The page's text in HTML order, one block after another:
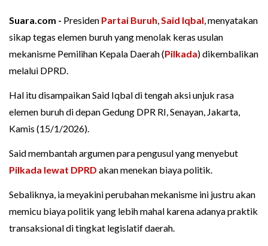
Suara.com - Presiden Partai Buruh,Said Iqbal, menyatakan
sikap tegas elemen buruh yang menolak keras usulan
mekanisme Pemilihan Kepala Daerah (Pilkada) dikembalikan
melalui DPRD.
Hal itu disampaikan Said Iqbal di tengah aksi unjuk rasa
elemen buruh di depan Gedung DPR RI, Senayan, Jakarta,
Kamis (15/1/2026).
Said membantah argumen para pengusul yang menyebut
Pilkada lewat DPRD akan menekan biaya politik.
Sebaliknya, ia meyakini perubahan mekanisme ini justru akan
memicu biaya politik yang lebih mahal karena adanya praktik
transaksional di tingkat legislatif daerah.